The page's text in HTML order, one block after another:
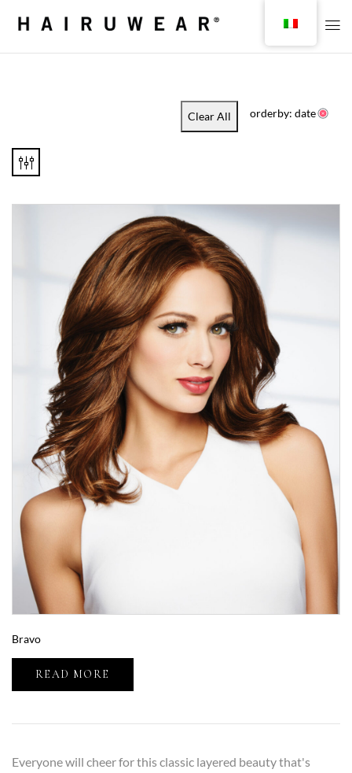
Clear All orderby: date
Bravo
READ MORE
Everyone will cheer for this classic layered beauty that's